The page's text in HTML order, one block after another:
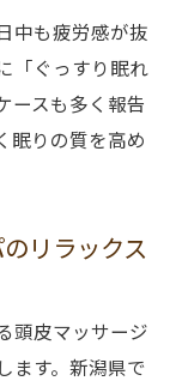
中も疲労感が抜
「ぐっすり眠れ
ースも多く報告
眠りの質を高め
リラックス
頭皮マッサージ
ます。新潟県で